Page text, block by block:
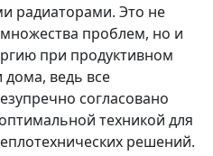
радиаторами. Это не
проблем, но и
при продуктивном
ведь все
согласовано
техникой для
решений.